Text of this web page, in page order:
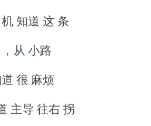
知道 这 条
从 小路
很 麻烦
主导 往右 拐